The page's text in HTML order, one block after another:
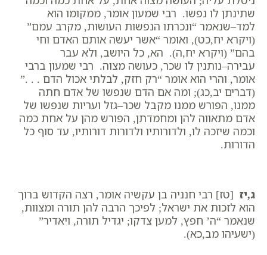
שתינתן לו נפשו. רבי שמעון אומר, ממקומו הוא
למד–שנאמר “ונכרתו הנפשות העושות, מקרב עמם”
(ויקרא יח,כט), ואומר “אשר יעשה אותם האדם וחי
בהם” (ויקרא יח,ה). הא, כל היושב, ולא עבר
עבירה–נותנין לו שכר, כעושה מצוה. רבי שמעון ברבי
אומר, והרי הוא אומר “רק חזק, לבלתי אכול הדם . . .”
(דברים יב,כג); ומה אם הדם שנפשו של אדם חתה
ממנו, הפורש ממנו מקבל שכר–גזל ועריות שנפשו של
אדם מתאווה להן ומחמדתן, הפורש מהן על אחת כמה
וכמה שיזכה לו, ולדורותיו ולדורות דורותיו, עד סוף כל
הדורות.
ג,יז [טז] רבי חנניה בן עקשיה אומר, רצה הקדוש ברוך
הוא לזכות את ישראל; לפיכך הרבה להן תורה ומצוות,
שנאמר “ה’ חפץ, למען צדקו; יגדיל תורה, ויאדיר”
(ישעיהו מב,כא).